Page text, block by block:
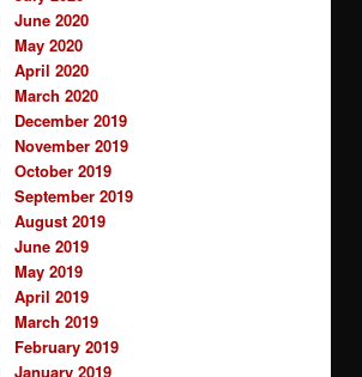
June 2020
May 2020
April 2020
March 2020
December 2019
November 2019
October 2019
September 2019
August 2019
June 2019
May 2019
April 2019
March 2019
February 2019
January 2019